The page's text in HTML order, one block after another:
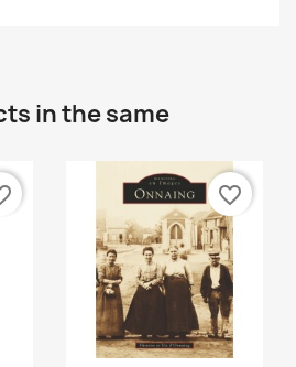
in the same
favorite_border